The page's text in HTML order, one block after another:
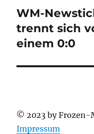
Nächster
Beitrag:
WM-
trennt sich
einem 0:0
© 2023 by Frozen-
Impressum